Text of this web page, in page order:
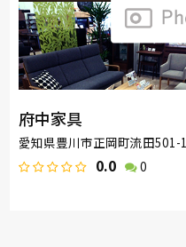
府中家具
愛知県豊川市正岡町流田501-1
0.0 0